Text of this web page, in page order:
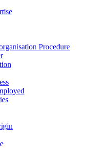
Procedure